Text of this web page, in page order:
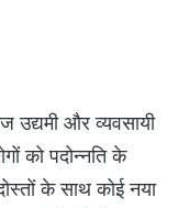
और व्यवसायी
को पदोन्नति के
के साथ कोई नया